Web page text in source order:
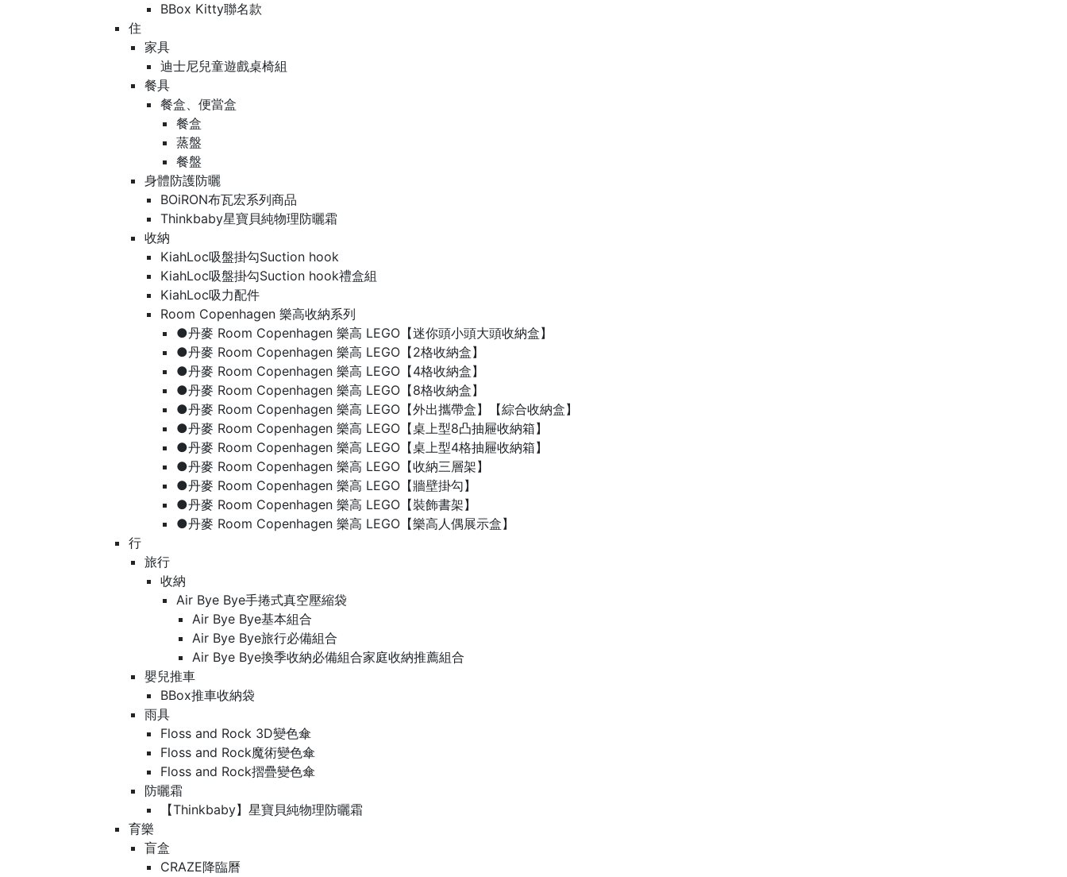
BBox Kitty聯名款
住
家具
迪士尼兒童遊戲桌椅組
餐具
餐盒、便當盒
餐盒
蒸盤
餐盤
身體防護防曬
BOiRON布瓦宏系列商品
Thinkbaby星寶貝純物理防曬霜
收納
KiahLoc吸盤掛勾Suction hook
KiahLoc吸盤掛勾Suction hook禮盒組
KiahLoc吸力配件
Room Copenhagen 樂高收納系列
●丹麥 Room Copenhagen 樂高 LEGO【迷你頭小頭大頭收納盒】
●丹麥 Room Copenhagen 樂高 LEGO【2格收納盒】
●丹麥 Room Copenhagen 樂高 LEGO【4格收納盒】
●丹麥 Room Copenhagen 樂高 LEGO【8格收納盒】
●丹麥 Room Copenhagen 樂高 LEGO【外出攜帶盒】【綜合收納盒】
●丹麥 Room Copenhagen 樂高 LEGO【桌上型8凸抽屜收納箱】
●丹麥 Room Copenhagen 樂高 LEGO【桌上型4格抽屜收納箱】
●丹麥 Room Copenhagen 樂高 LEGO【收納三層架】
●丹麥 Room Copenhagen 樂高 LEGO【牆壁掛勾】
●丹麥 Room Copenhagen 樂高 LEGO【裝飾書架】
●丹麥 Room Copenhagen 樂高 LEGO【樂高人偶展示盒】
行
旅行
收納
Air Bye Bye手捲式真空壓縮袋
Air Bye Bye基本組合
Air Bye Bye旅行必備組合
Air Bye Bye換季收納必備組合家庭收納推薦組合
嬰兒推車
BBox推車收納袋
雨具
Floss and Rock 3D變色傘
Floss and Rock魔術變色傘
Floss and Rock摺疊變色傘
防曬霜
【Thinkbaby】星寶貝純物理防曬霜
育樂
盲盒
CRAZE降臨曆